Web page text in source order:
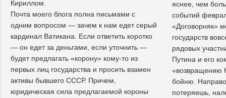
яснее, чем
событий
«Договорняк»
государств
рядовых
Путина и его
«возвращению
бойню.
потеряешь,
Кириллом.
Почта моего блога полна письмами с
одним вопросом — зачем к нам едет серый
кардинал Ватикана. Если ответить коротко
— он едет за деньгами, если уточнить —
будет предлагать «корону» кому-то из
первых лиц государства и просить взамен
активы бывшего СССР. Причем,
юридическая сила предлагаемой короны